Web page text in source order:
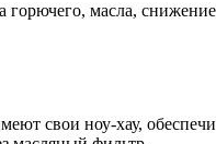
масла,
свои ноу-хау,